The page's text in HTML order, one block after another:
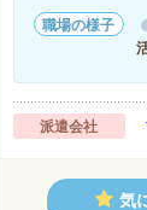
職場の様子
派遣会社
気